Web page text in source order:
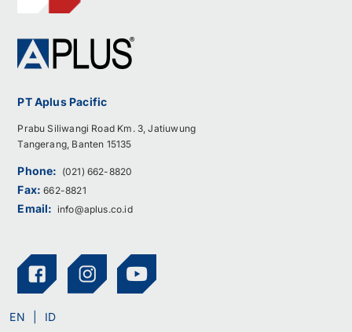
PT Aplus Pacific
Prabu Siliwangi Road Km. 3, Jatiuwung
Tangerang, Banten 15135
Phone: (021) 662-8820
Fax:662-8821
Email: info@aplus.co.id
EN ID